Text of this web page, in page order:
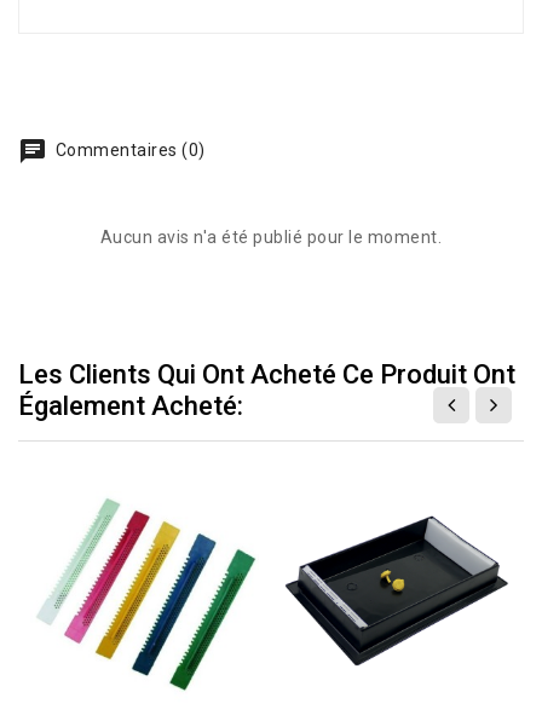
Commentaires (0)
Aucun avis n'a été publié pour le moment.
Les Clients Qui Ont Acheté Ce Produit Ont
Également Acheté: